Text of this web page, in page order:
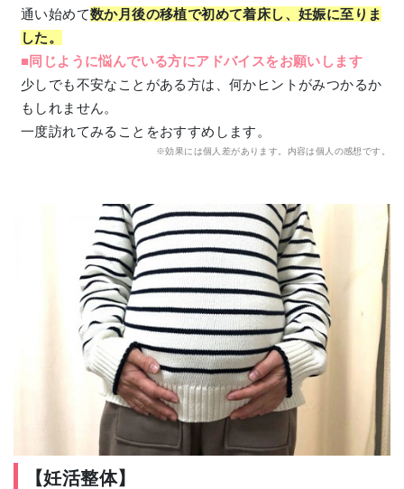
通い始めて数か月後の移植で初めて着床し、妊娠に至りま
した。
■同じように悩んでいる方にアドバイスをお願いします
少しでも不安なことがある方は、何かヒントがみつかるか
もしれません。
一度訪れてみることをおすすめします。
※効果には個人差があります。内容は個人の感想です。
【妊活整体】